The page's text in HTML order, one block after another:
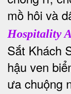
mồ hôi và
Hospitality
Sắt Khách
hậu ven
ưa chuộng